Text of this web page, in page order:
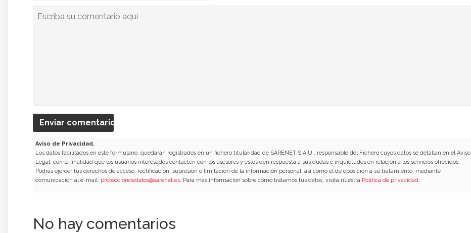
Enviar comentario
Aviso de Privacidad.
Los datos facilitados en este formulario, quedarán registrados en un fichero titularidad de SARENET S.A.U., responsable del Fichero cuyos datos se detallan en el Aviso
Legal, con la finalidad que los usuarios interesados contacten con los asesores y estos den respuesta a sus dudas e inquietudes en relación a los servicios ofrecidos.
Podrás ejercer tus derechos de acceso, rectificación, supresión o limitación de la información personal, así como el de oposición a su tratamiento, mediante
comunicación al e-mail: protecciondedatos@sarenet.es. Para más información sobre como tratamos tus datos, visita nuestra Política de privacidad.
No hay comentarios